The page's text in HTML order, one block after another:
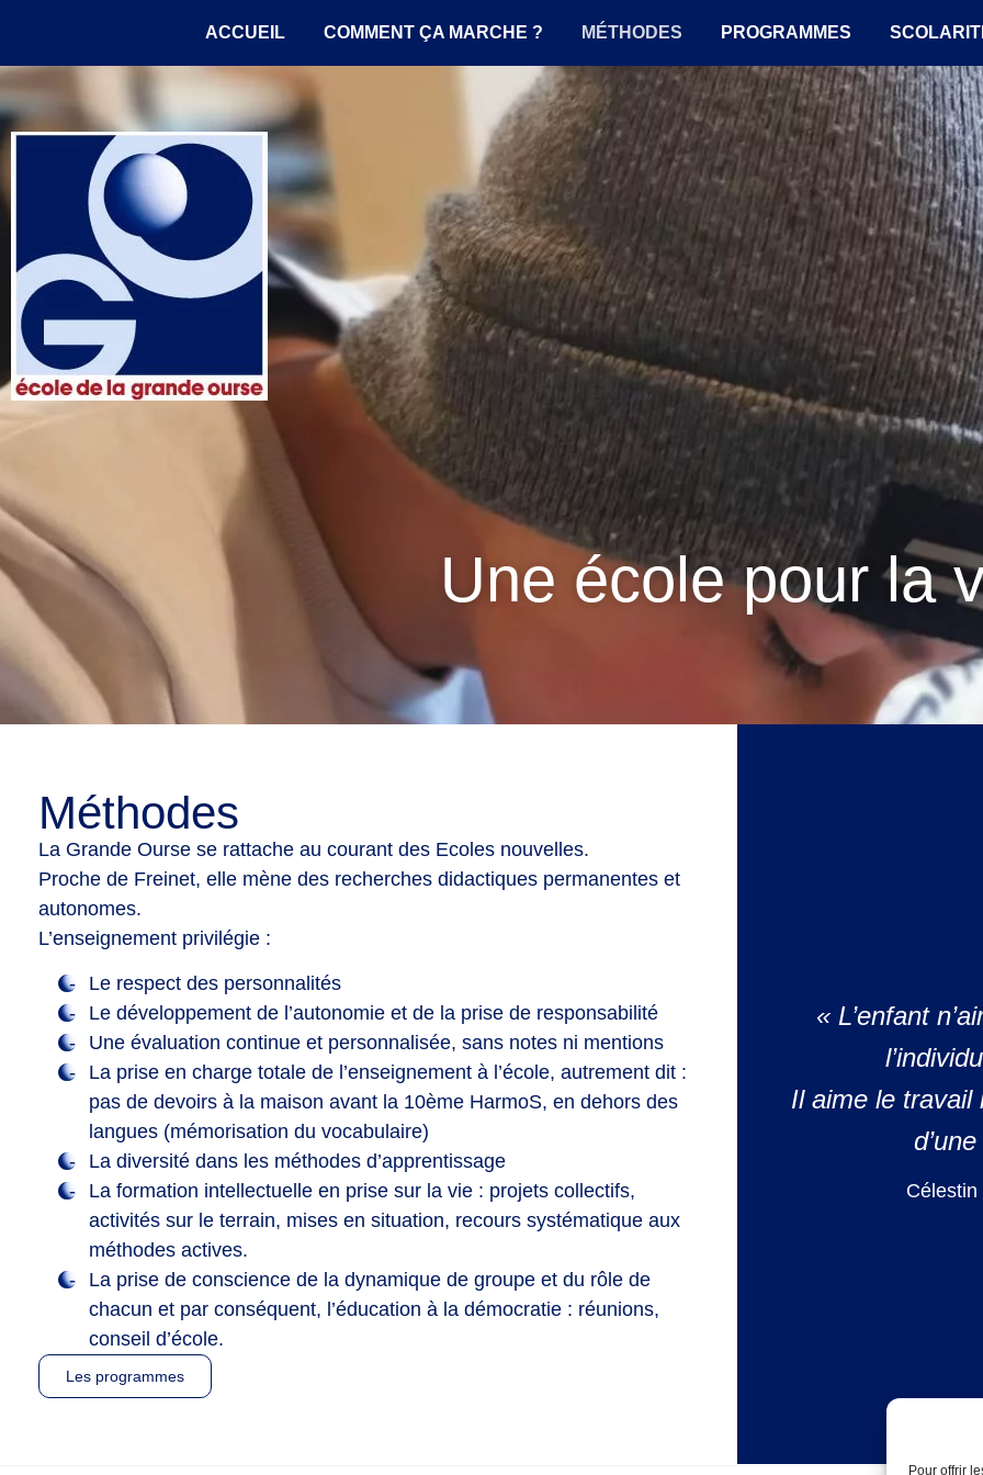
Pour offrir
ACCUEIL COMMENT ÇA MARCHE ? MÉTHODES PROGRAMMES
Une école pour la
​Méthodes
La Grande Ourse se rattache au courant des Ecoles nouvelles.
Proche de Freinet, elle mène des recherches didactiques permanentes et
autonomes.
L’enseignement privilégie :
Le respect des personnalités
Le développement de l’autonomie et de la prise de responsabilité
Une évaluation continue et personnalisée, sans notes ni mentions
La prise en charge totale de l’enseignement à l’école, autrement dit :
pas de devoirs à la maison avant la 10ème HarmoS, en dehors des
langues (mémorisation du vocabulaire)
La diversité dans les méthodes d’apprentissage
La formation intellectuelle en prise sur la vie : projets collectifs,
activités sur le terrain, mises en situation, recours systématique aux
méthodes actives.
La prise de conscience de la dynamique de groupe et du rôle de
chacun et par conséquent, l’éducation à la démocratie : réunions,
conseil d’école.
Les programmes
« L’enfant
Il aime le travail